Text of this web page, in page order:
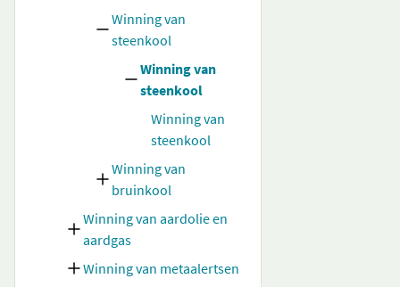
Winning van
steenkool
Winning van
steenkool
Winning van
steenkool
Winning van
bruinkool
Winning van aardolie en
aardgas
Winning van metaalertsen